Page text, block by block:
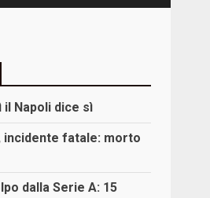
il Napoli dice sì
incidente fatale: morto
dalla Serie A: 15